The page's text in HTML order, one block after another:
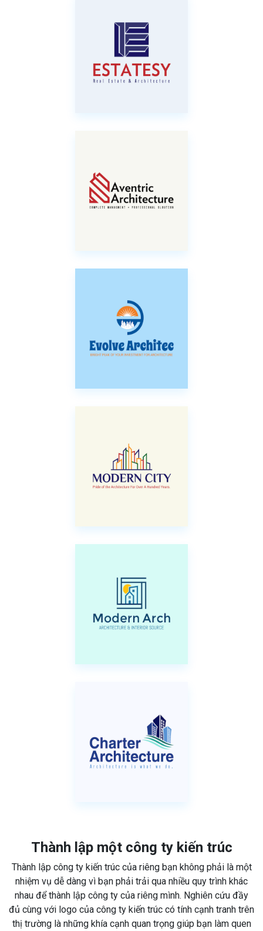
Thành lập một công ty kiến trúc
Thành lập công ty kiến trúc của riêng bạn không phải là một
nhiệm vụ dễ dàng vì bạn phải trải qua nhiều quy trình khác
nhau để thành lập công ty của riêng mình. Nghiên cứu đầy
đủ cùng với logo của công ty kiến trúc có tính cạnh tranh trên
thị trường là những khía cạnh quan trọng giúp bạn làm quen